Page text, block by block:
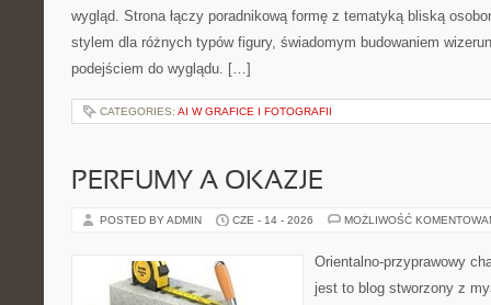
wygląd. Strona łączy poradnikową formę z tematyką bliską
stylem dla różnych typów figury, świadomym budowaniem
podejściem do wyglądu. […]
CATEGORIES: AI W GRAFICE I FOTOGRAFII
PERFUMY A OKAZJE
POSTED BY ADMIN CZE - 14 - 2026 MOŻLIWOŚĆ
Orientalno-przyprawowy
jest to blog stworzony z